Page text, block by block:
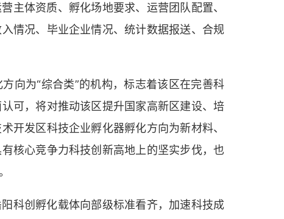
主体资质、孵化场地要求、运营团队配置、
情况、毕业企业情况、统计数据报送、合规
向为“综合类”的机构，标志着该区在完善科
可，将对推动该区提升国家高新区建设、培
开发区科技企业孵化器孵化方向为新材料、
核心竞争力科技创新高地上的坚实步伐，也
科创孵化载体向部级标准看齐，加速科技成